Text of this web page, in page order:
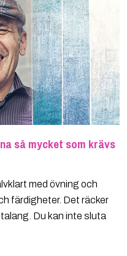
så mycket som krävs
med övning och
färdigheter. Det räcker
Du kan inte sluta